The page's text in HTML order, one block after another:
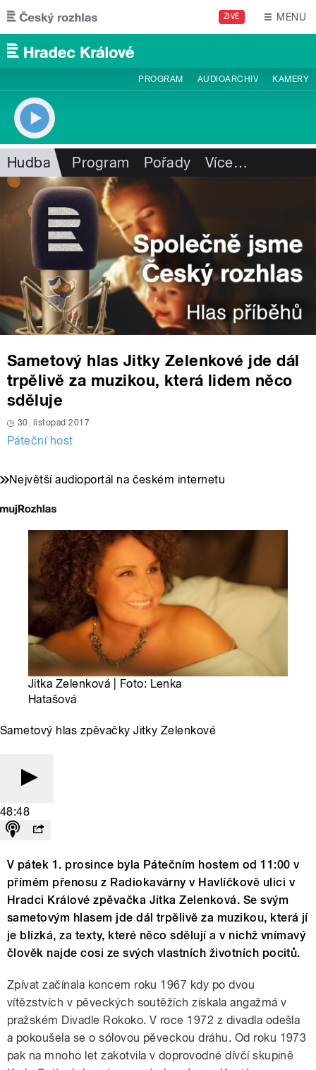
Přejít k hlavnímu obsahu
ŽIVĚ MENU
PROGRAM AUDIOARCHIV KAMERY
Hudba Program Pořady Více…
Sametový hlas Jitky Zelenkové jde dál
trpělivě za muzikou, která lidem něco
sděluje
30. listopad 2017
Páteční host
Největší audioportál na českém internetu
Jitka Zelenková | Foto: Lenka
Hatašová
Sametový hlas zpěvačky Jitky Zelenkové
48:48
V pátek 1. prosince byla Pátečním hostem od 11:00 v
přímém přenosu z Radiokavárny v Havlíčkově ulici v
Hradci Králové zpěvačka Jitka Zelenková. Se svým
sametovým hlasem jde dál trpělivě za muzikou, která jí
je blízká, za texty, které něco sdělují a v nichž vnímavý
člověk najde cosi ze svých vlastních životních pocitů.
Zpívat začínala koncem roku 1967 kdy po dvou
vítězstvích v pěveckých soutěžích získala angažmá v
pražském Divadle Rokoko. V roce 1972 z divadla odešla
a pokoušela se o sólovou pěveckou dráhu. Od roku 1973
pak na mnoho let zakotvila v doprovodné dívčí skupině